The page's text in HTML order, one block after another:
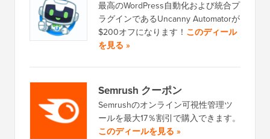
最高のWordPress自動化および統合プ
ラグインであるUncanny Automatorが
$200オフになります！ このディール
を見る »
Semrush クーポン
Semrushのオンライン可視性管理ツ
ールを最大17％割引で購入できます。
このディールを見る »